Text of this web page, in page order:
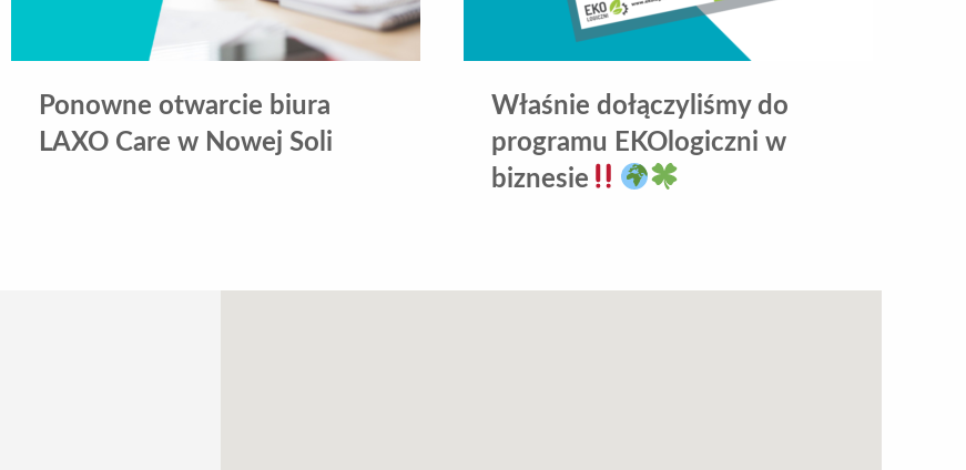
Ponowne otwarcie biura
LAXO Care w Nowej Soli
Właśnie dołączyliśmy do
programu EKOlogiczni w
biznesie